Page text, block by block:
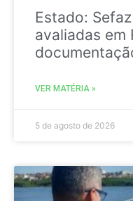
Estado:
avaliadas em
VER MATÉRIA »
5 de agosto de 2026